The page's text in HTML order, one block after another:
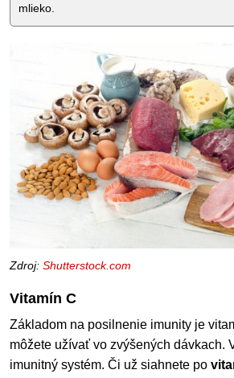
mlieko.
Zdroj: Shutterstock.com
Vitamín C
Základom na posilnenie imunity je
môžete užívať vo zvýšených dávkach.
imunitný systém. Či už siahnete po